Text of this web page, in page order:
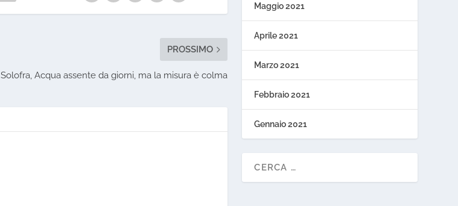
PROSSIMO
Solofra, Acqua assente da giorni, ma la misura è colma
Maggio 2021
Aprile 2021
Marzo 2021
Febbraio 2021
Gennaio 2021